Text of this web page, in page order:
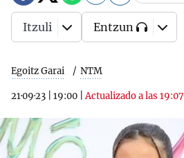
Egoitz Garai NTM
21·09·23 19:00 |Actualizado a las 19:07
Itzuli Entzun